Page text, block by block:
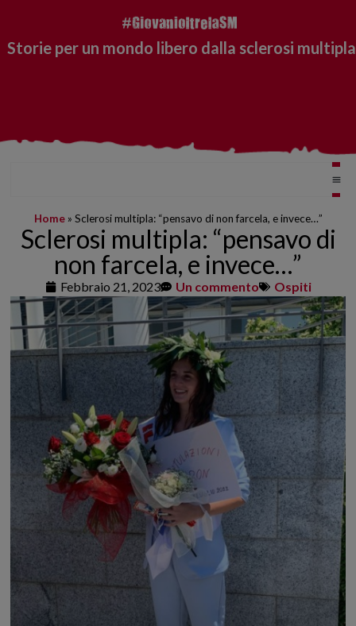
Storie per un mondo libero dalla sclerosi multipla
Home» Sclerosi multipla: “pensavo di non farcela, e invece…”
Sclerosi multipla: “pensavo di
non farcela, e invece…”
Febbraio 21, 2023 Un commento Ospiti